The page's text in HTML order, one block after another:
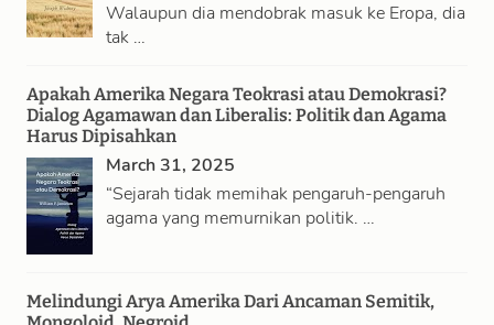
Walaupun dia mendobrak masuk ke Eropa, dia
tak …
Apakah Amerika Negara Teokrasi atau Demokrasi?
Dialog Agamawan dan Liberalis: Politik dan Agama
Harus Dipisahkan
March 31, 2025
“Sejarah tidak memihak pengaruh-pengaruh
agama yang memurnikan politik. …
Melindungi Arya Amerika Dari Ancaman Semitik,